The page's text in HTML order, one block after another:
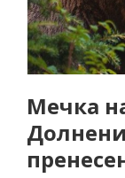
Мечка